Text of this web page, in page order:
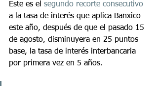
Este es el segundo recorte consecutivo
a la tasa de interés que aplica Banxico
este año, después de que el pasado 15
de agosto, disminuyera en 25 puntos
base, la tasa de interés interbancaria
por primera vez en 5 años.